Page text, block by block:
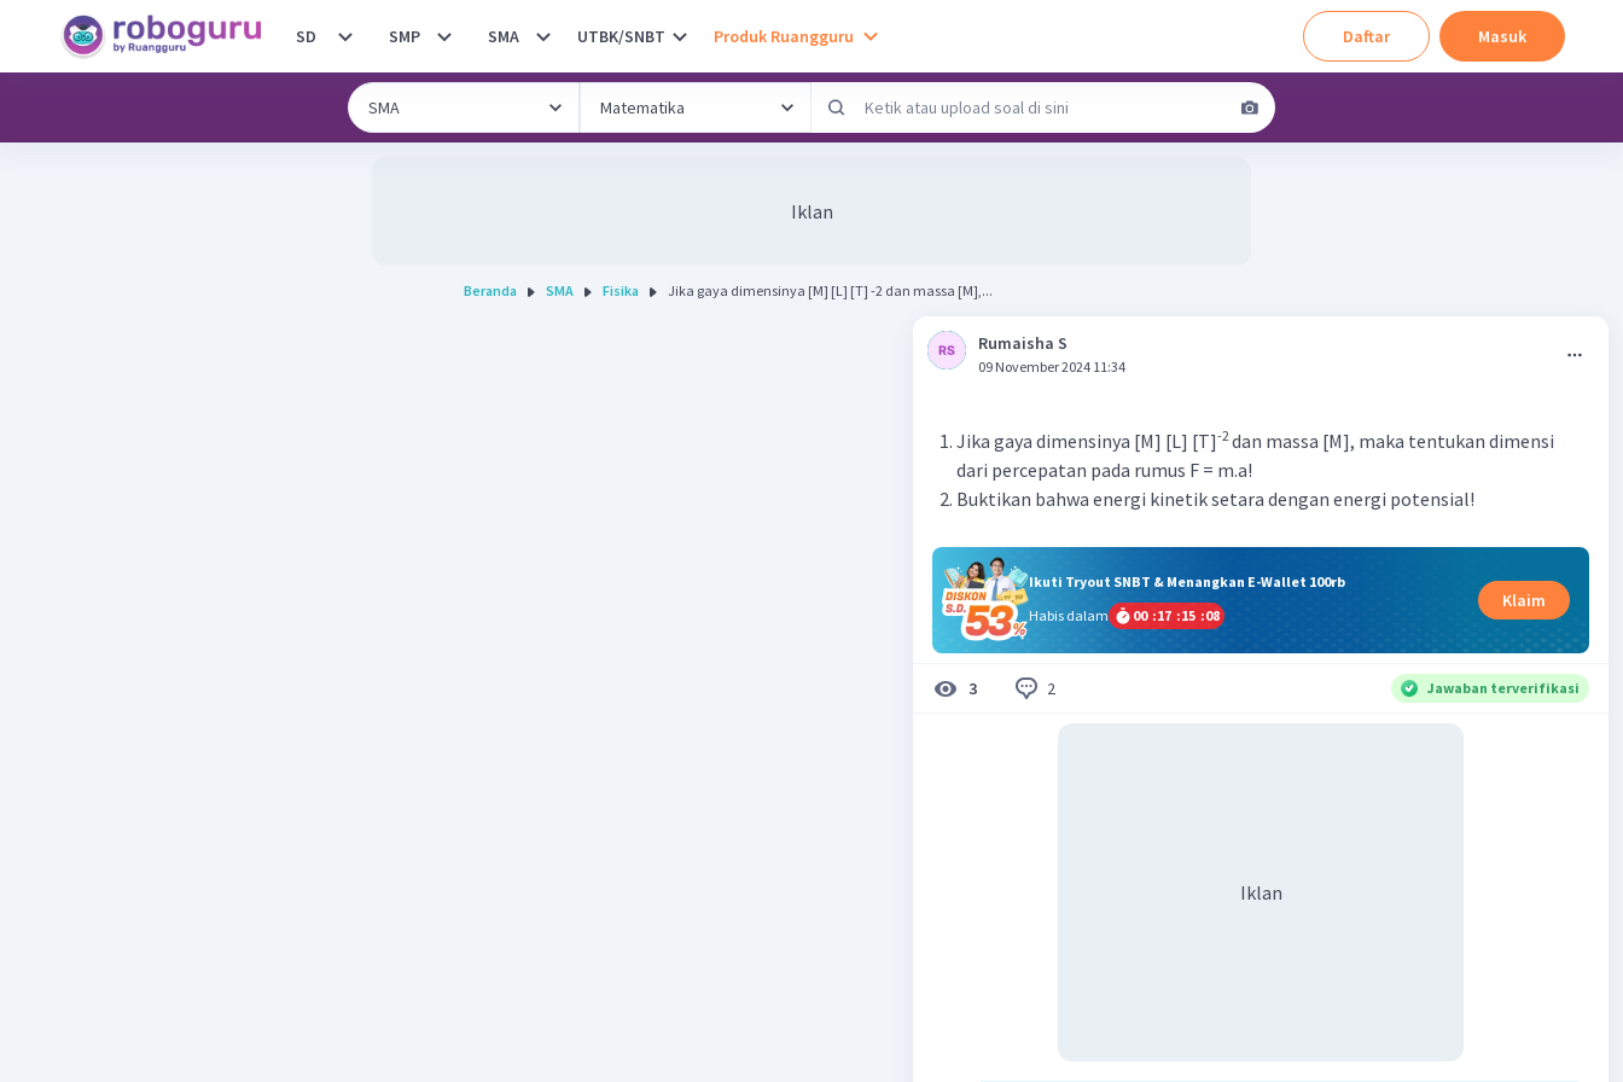
SD SMP SMA UTBK/SNBT Produk Ruangguru Daftar Masuk
Iklan
Beranda SMA Fisika Jika gaya dimensinya [M] [L] [T] -2 dan massa [M],...
Rumaisha S
09 November 2024 11:34
Jika gaya dimensinya [M] [L] [T]-2dan massa [M], maka tentukan dimensi
dari percepatan pada rumus F = m.a!
Buktikan bahwa energi kinetik setara dengan energi potensial!
Ikuti Tryout SNBT & Menangkan E-Wallet 100rb
Habis dalam
00 :17 :15 :07
Klaim
3 2 Jawaban terverifikasi
Iklan